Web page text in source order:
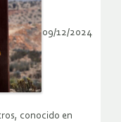
09/12/2024
conocido en